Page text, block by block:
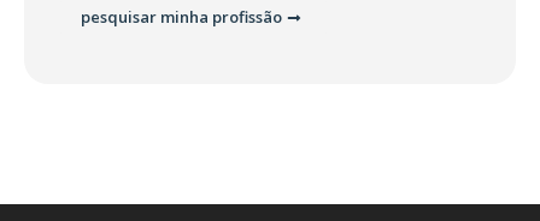
pesquisar minha profissão